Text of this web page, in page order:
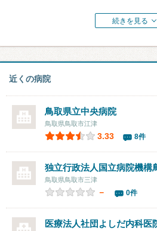
続きを見る
近くの病院
鳥取県立中央病院
鳥取県鳥取市江津
3.33 8件
独立行政法人国立病院機構
鳥取県鳥取市三津
－ 0件
医療法人社団よしだ内科医